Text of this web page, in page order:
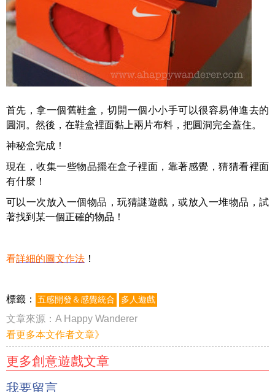
首先，拿一個舊鞋盒，切開一個小小手可以很容易伸進去的
圓洞。然後，在鞋盒裡面黏上兩片布料，把圓洞完全蓋住。
神秘盒完成！
現在，收集一些物品擺在盒子裡面，靠著感覺，猜猜看裡面
有什麼！
可以一次放入一個物品，玩猜謎遊戲，或放入一堆物品，試
著找到某一個正確的物品！
看詳細的圖文作法 ！
標籤： 五感開發＆感覺統合 多人遊戲
文章來源： A Happy Wanderer
看更多本文作者文章》
更多創意遊戲文章
我要留言